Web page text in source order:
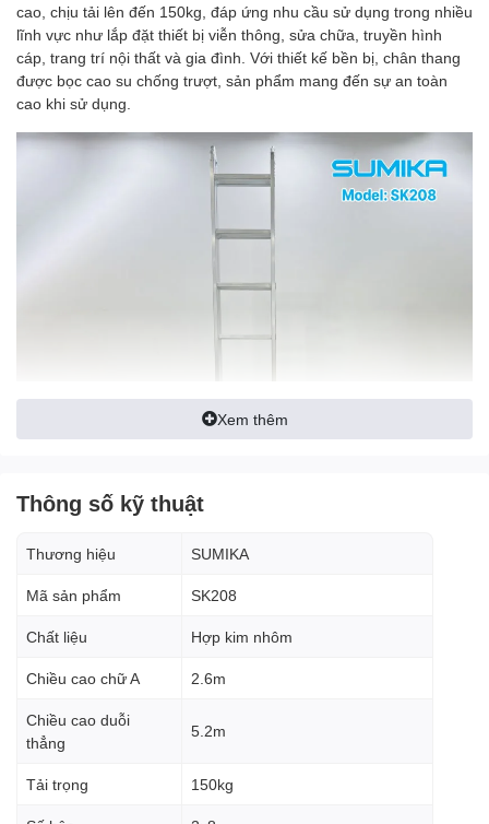
cao, chịu tải lên đến 150kg, đáp ứng nhu cầu sử dụng trong nhiều
lĩnh vực như lắp đặt thiết bị viễn thông, sửa chữa, truyền hình
cáp, trang trí nội thất và gia đình. Với thiết kế bền bị, chân thang
được bọc cao su chống trượt, sản phẩm mang đến sự an toàn
cao khi sử dụng.
Tính năng nổi bật
động khóa lại, giúp tăng độ an toàn khi leo lên xuống.
Xem thêm
Thông số kỹ thuật
Thương hiệu SUMIKA
Mã sản phẩm SK208
Chất liệu Hợp kim nhôm
Chiều cao chữ A 2.6m
Chiều cao duỗi
thẳng
5.2m
Tải trọng 150kg